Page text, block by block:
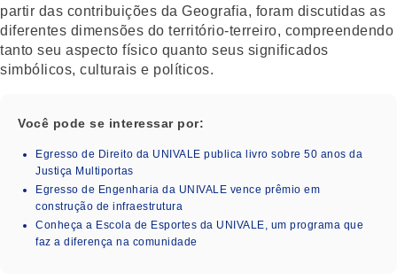
partir das contribuições da Geografia, foram discutidas as
diferentes dimensões do território-terreiro, compreendendo
tanto seu aspecto físico quanto seus significados
simbólicos, culturais e políticos.
Você pode se interessar por:
Egresso de Direito da UNIVALE publica livro sobre 50 anos da
Justiça Multiportas
Egresso de Engenharia da UNIVALE vence prêmio em
construção de infraestrutura
Conheça a Escola de Esportes da UNIVALE, um programa que
faz a diferença na comunidade